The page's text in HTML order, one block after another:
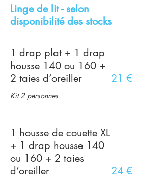
Linge de lit - selon
disponibilité des stocks
1 drap plat + 1 drap
housse 140 ou 160 +
2 taies d’oreiller
Kit 2 personnes
21 €
1 housse de couette XL
+ 1 drap housse 140
ou 160 + 2 taies
d’oreiller
24 €